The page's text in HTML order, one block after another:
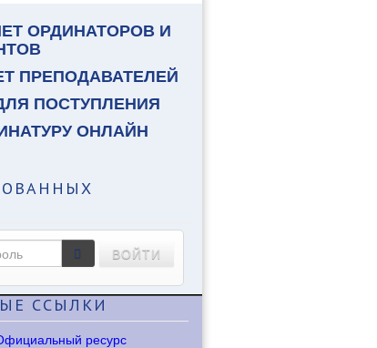
ОРДИНАТОРОВ И
ПРЕПОДАВАТЕЛЕЙ
ПОСТУПЛЕНИЯ
ОНЛАЙН
ВОЙТИ
ССЫЛКИ